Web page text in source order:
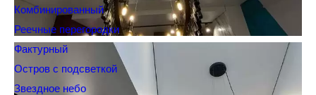
Комбинированный
Реечные перегородки
Фактурный
Остров с подсветкой
Звездное небо